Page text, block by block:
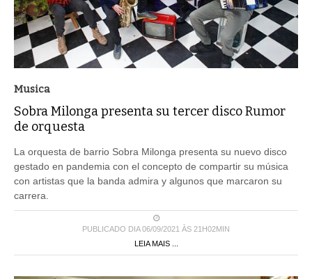
Musica
Sobra Milonga presenta su tercer disco Rumor
de orquesta
La orquesta de barrio Sobra Milonga presenta su nuevo disco
gestado en pandemia con el concepto de compartir su música
con artistas que la banda admira y algunos que marcaron su
carrera.
PUBLICADO DIA 06/09/2021 ÀS 21H02MIN
LEIA MAIS ...